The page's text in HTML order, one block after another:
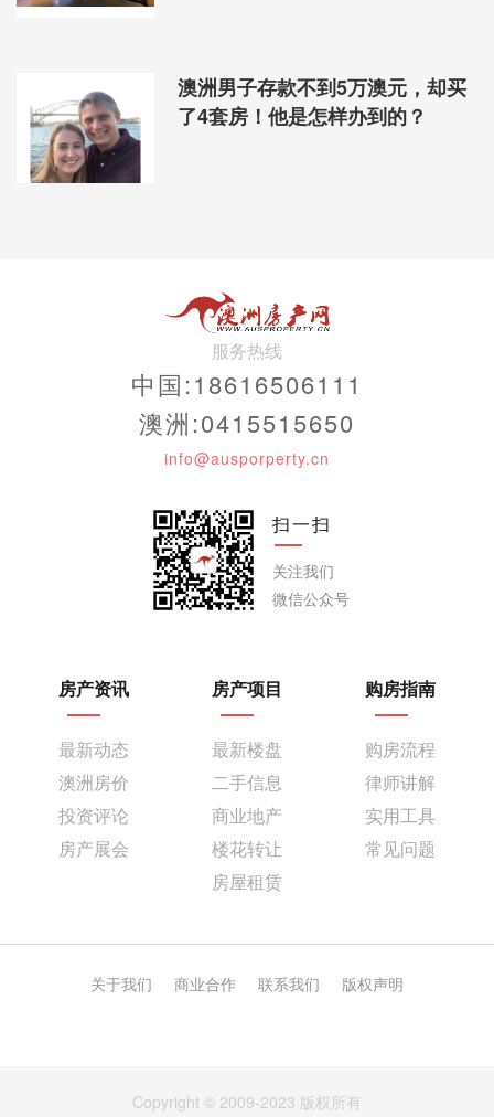
澳洲男子存款不到5万澳元，却买
了4套房！他是怎样办到的？
服务热线
中国:18616506111
澳洲:0415515650
info@ausporperty.cn
扫一扫
关注我们
微信公众号
房产资讯
最新动态
澳洲房价
投资评论
房产展会
房产项目
最新楼盘
二手信息
商业地产
楼花转让
房屋租赁
购房指南
购房流程
律师讲解
实用工具
常见问题
关于我们 商业合作 联系我们 版权声明
Copyright © 2009-2023 版权所有